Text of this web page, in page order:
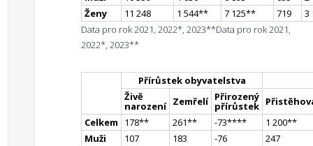
Ženy
11 248 1 544** 7 125** 719
3
Data pro rok 2021, 2022*, 2023**Data pro rok 2021,
2022*, 2023**
Přírůstek obyvatelstva
Živě
narození Zemřelí Přirozený
přírůstek
Celkem
178** 261** -73**** 1 200**
Muži
107 183 -76
247